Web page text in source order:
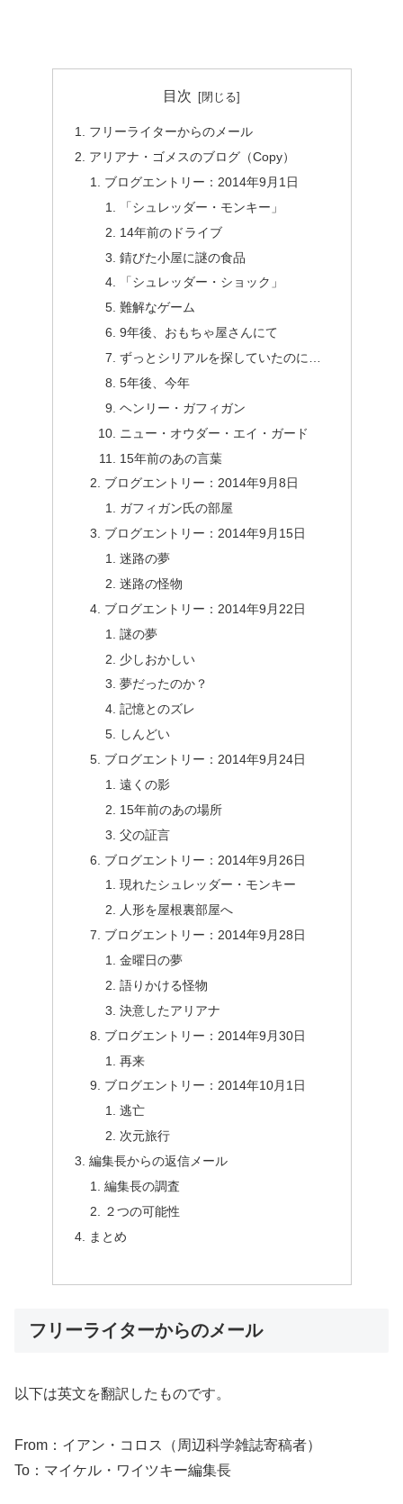
目次
フリーライターからのメール
アリアナ・ゴメスのブログ（Copy）
ブログエントリー：2014年9月1日
「シュレッダー・モンキー」
14年前のドライブ
錆びた小屋に謎の食品
「シュレッダー・ショック」
難解なゲーム
9年後、おもちゃ屋さんにて
ずっとシリアルを探していたのに…
5年後、今年
ヘンリー・ガフィガン
ニュー・オウダー・エイ・ガード
15年前のあの言葉
ブログエントリー：2014年9月8日
ガフィガン氏の部屋
ブログエントリー：2014年9月15日
迷路の夢
迷路の怪物
ブログエントリー：2014年9月22日
謎の夢
少しおかしい
夢だったのか？
記憶とのズレ
しんどい
ブログエントリー：2014年9月24日
遠くの影
15年前のあの場所
父の証言
ブログエントリー：2014年9月26日
現れたシュレッダー・モンキー
人形を屋根裏部屋へ
ブログエントリー：2014年9月28日
金曜日の夢
語りかける怪物
決意したアリアナ
ブログエントリー：2014年9月30日
再来
ブログエントリー：2014年10月1日
逃亡
次元旅行
編集長からの返信メール
編集長の調査
２つの可能性
まとめ
フリーライターからのメール
以下は英文を翻訳したものです。
From：イアン・コロス（周辺科学雑誌寄稿者）
To：マイケル・ワイツキー編集長